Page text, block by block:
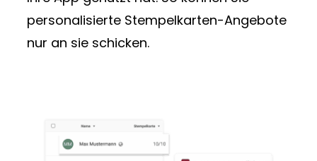
personalisierte Stempelkarten-Angebote
nur an sie schicken.